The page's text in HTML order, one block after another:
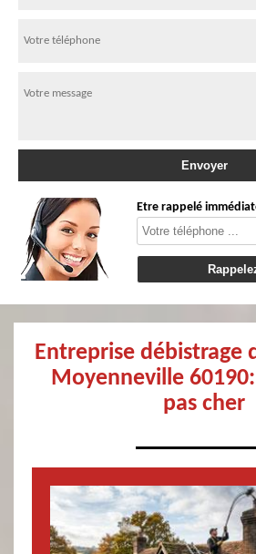
Etre rappelé
Entreprise débistrage
Moyenneville
pas cher